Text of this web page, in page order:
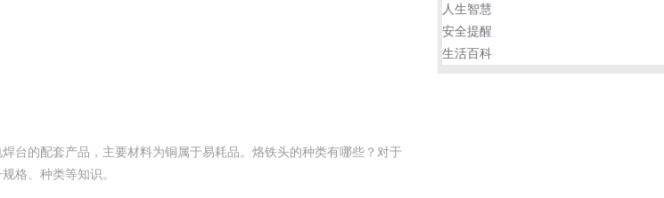
台的配套产品，主要材料为铜属于易耗品。烙铁头的种类有哪些？对于
格、种类等知识。
人生智慧
安全提醒
生活百科